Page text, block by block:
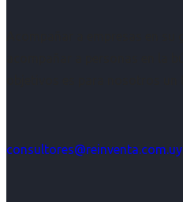
consultores@reinventa.com.uy